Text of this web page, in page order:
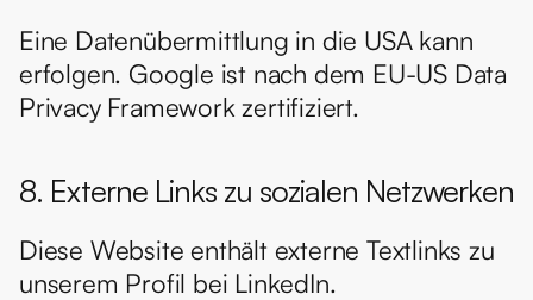
Eine Datenübermittlung in die USA kann
erfolgen. Google ist nach dem EU-US Data
Privacy Framework zertifiziert.
8. Externe Links zu sozialen Netzwerken
Diese Website enthält externe Textlinks zu
unserem Profil bei LinkedIn.